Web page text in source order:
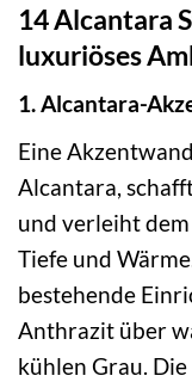
14 Alcantara
luxuriöses
1. Alcantara-
Eine
Alcantara,
und verleiht
Tiefe und
bestehende
Anthrazit über
kühlen Grau.